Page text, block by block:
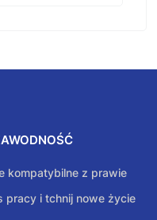
kompatybilne z prawie
pracy i tchnij nowe życie